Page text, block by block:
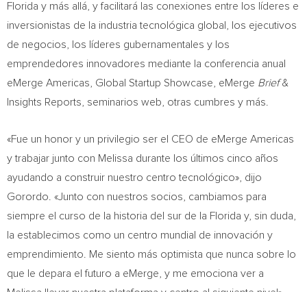
Florida y más allá, y facilitará las conexiones entre los líderes e
inversionistas de la industria tecnológica global, los ejecutivos
de negocios, los líderes gubernamentales y los
emprendedores innovadores mediante la conferencia anual
eMerge Americas, Global Startup Showcase, eMerge Brief&
Insights Reports, seminarios web, otras cumbres y más.
«Fue un honor y un privilegio ser el CEO de eMerge Americas
y trabajar junto con Melissa durante los últimos cinco años
ayudando a construir nuestro centro tecnológico», dijo
Gorordo. «Junto con nuestros socios, cambiamos para
siempre el curso de la historia del sur de la Florida y, sin duda,
la establecimos como un centro mundial de innovación y
emprendimiento. Me siento más optimista que nunca sobre lo
que le depara el futuro a eMerge, y me emociona ver a